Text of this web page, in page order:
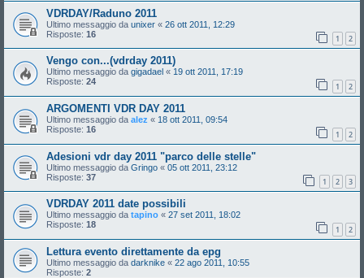
VDRDAY/Raduno 2011
Ultimo messaggio da unixer « 26 ott 2011, 12:29
Risposte: 16 1 2
Vengo con...(vdrday 2011)
Ultimo messaggio da gigadael « 19 ott 2011, 17:19
Risposte: 24 1 2
ARGOMENTI VDR DAY 2011
Ultimo messaggio da alez « 18 ott 2011, 09:54
Risposte: 16 1 2
Adesioni vdr day 2011 "parco delle stelle"
Ultimo messaggio da Gringo « 05 ott 2011, 23:12
Risposte: 37 1 2 3
VDRDAY 2011 date possibili
Ultimo messaggio da tapino « 27 set 2011, 18:02
Risposte: 18 1 2
Lettura evento direttamente da epg
Ultimo messaggio da darknike « 22 ago 2011, 10:55
Risposte: 2